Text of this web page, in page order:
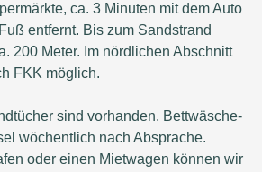
ca. 3 Minuten mit dem Auto
entfernt. Bis zum Sandstrand
200 Meter. Im nördlichen Abschnitt
FKK möglich.
sind vorhanden. Bettwäsche-
wöchentlich nach Absprache.
oder einen Mietwagen können wir